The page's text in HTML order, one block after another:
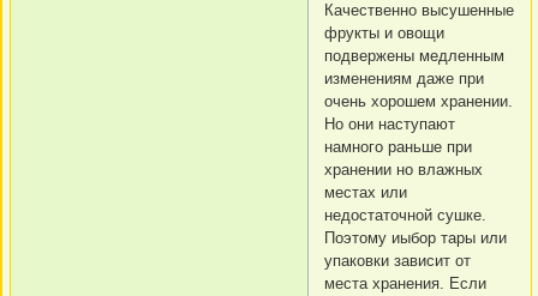
Качественно высушенные
фрукты и овощи
подвержены медленным
изменениям даже при
очень хорошем хранении.
Но они наступают
намного раньше при
хранении но влажных
местах или
недостаточной сушке.
Поэтому иыбор тары или
упаковки зависит от
места хранения. Если